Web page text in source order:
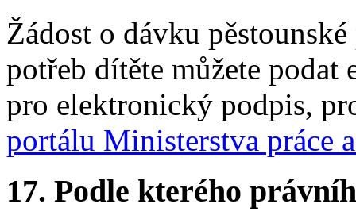
Žádost o dávku
potřeb dítěte můžete
pro elektronický podpis,
portálu Ministerstva práce
17. Podle kterého